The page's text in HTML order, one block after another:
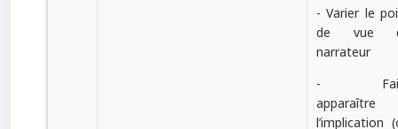
- Varier le
de vue
narrateur
-
apparaître
l’implication